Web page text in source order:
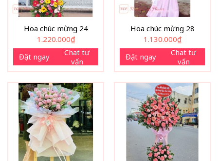
Hoa chúc mừng 24
1.220.000₫
Đặt ngay
Chat tư
vấn
Hoa chúc mừng 28
1.130.000₫
Đặt ngay
Chat tư
vấn